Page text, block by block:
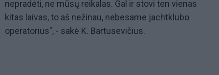
nepradėti, ne mūsų reikalas. Gal ir stovi ten vienas
kitas laivas, to aš nežinau, nebesame jachtklubo
operatorius", - sakė K. Bartusevičius.